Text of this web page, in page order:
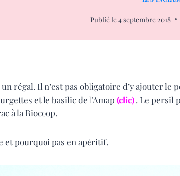
Publié le4 septembre 2018
régal. Il n’est pas obligatoire d’y ajouter le
et le basilic de l’Amap (clic) . Le persil
à la Biocoop.
et pourquoi pas en apéritif.